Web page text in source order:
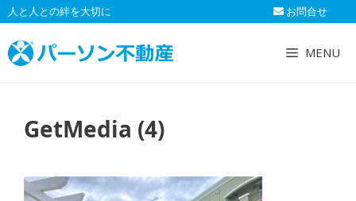
コ
ン
テ
ン
人と人との絆を大切に お問合せ
MENU
GetMedia (4)